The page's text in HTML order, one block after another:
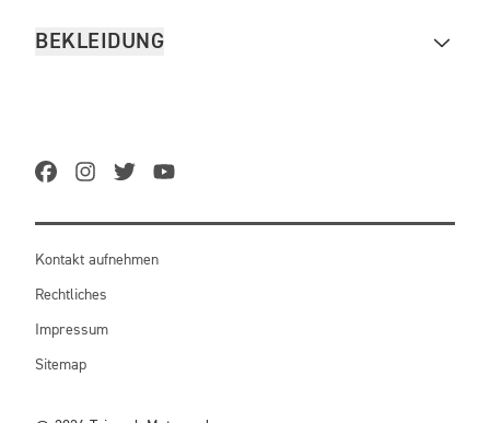
BEKLEIDUNG
Kontakt aufnehmen
Rechtliches
Impressum
Sitemap